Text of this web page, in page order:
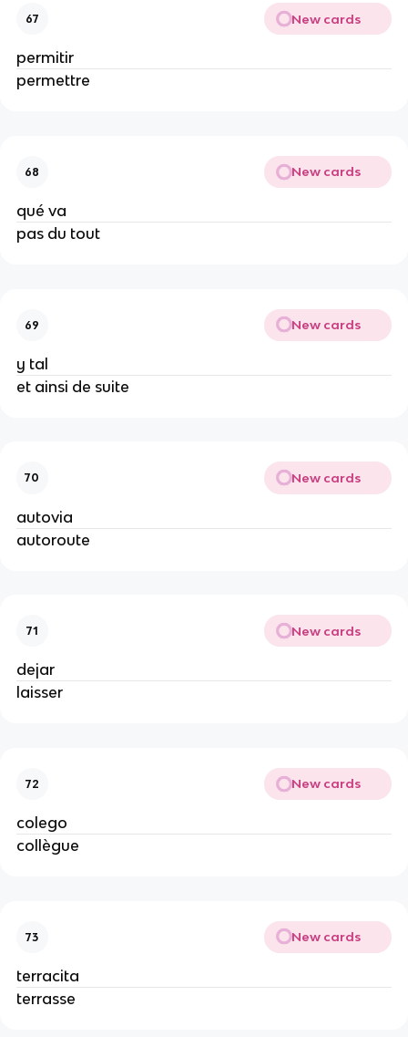
67 New cards
permitir
permettre
68 New cards
qué va
pas du tout
69 New cards
y tal
et ainsi de suite
70 New cards
autovia
autoroute
71 New cards
dejar
laisser
72 New cards
colego
collègue
73 New cards
terracita
terrasse